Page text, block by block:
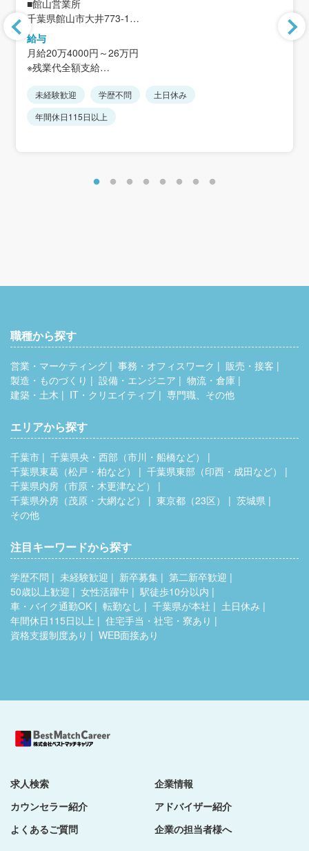
■館山営業所
千葉県館山市大井773-1
＜アクセス＞
「九重駅」から車5分
「南三原駅」から車6分
※車・バイク通勤OK（駐車場完備）
給与
月給20万4000円～26万円
※残業代全額支給
■昇給年1回
■賞与年2回※実績4.8ヶ月分
未経験歓迎 学歴不問
土日休み
年間休日115日以上
職種から探す
営業・マーケティング 事務・オフィスワーク
販売・接客
製造・ものづくり
設備・エンジニア
物流・倉庫
建築・土木
IT・クリエイティブ 専門職、その他
エリアから探す
千葉市
千葉県央・西部（市川・船橋など）
千葉県東葛（松戸・柏など）
千葉県東部（印西・成田など）
千葉県内房（市原・木更津など）
千葉県外房（茂原・大網など）
東京都（23区）
茨城県
その他
注目キーワードから探す
学歴不問 未経験歓迎 新卒募集
第二新卒歓迎
50歳以上歓迎
女性活躍中
駅徒歩10分以内
車・バイク通勤OK
転勤なし 千葉県が本社
土日休み
年間休日115日以上
住宅手当・社宅・寮あり
資格支援制度あり
WEB面接あり
求人検索
企業情報
カウンセラー紹介
アドバイザー紹介
よくあるご質問
企業の担当者様へ